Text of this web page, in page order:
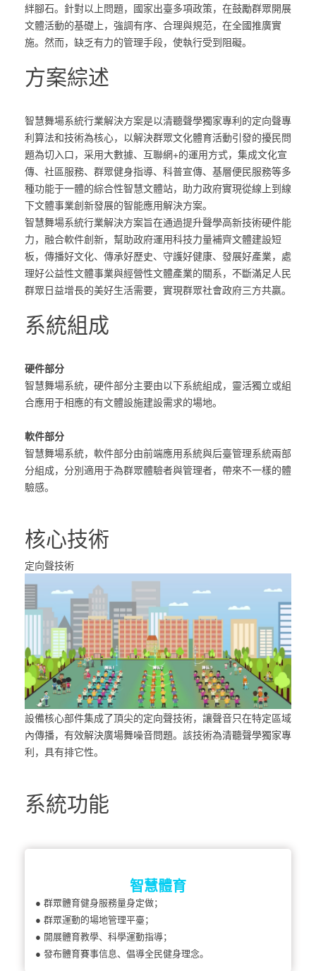
絆腳石。針對以上問題，國家出臺多項政策，在鼓勵群眾開展
文體活動的基礎上，強調有序、合理與規范，在全國推廣實
施。然而，缺乏有力的管理手段，使執行受到阻礙。
方案綜述
智慧舞場系統行業解決方案是以清聽聲學獨家專利的定向聲專
利算法和技術為核心，以解決群眾文化體育活動引發的擾民問
題為切入口，采用大數據、互聯網+的運用方式，集成文化宣
傳、社區服務、群眾健身指導、科普宣傳、基層便民服務等多
種功能于一體的綜合性智慧文體站，助力政府實現從線上到線
下文體事業創新發展的智能應用解決方案。
智慧舞場系統行業解決方案旨在通過提升聲學高新技術硬件能
力，融合軟件創新，幫助政府運用科技力量補齊文體建設短
板，傳播好文化、傳承好歷史、守護好健康、發展好產業，處
理好公益性文體事業與經營性文體產業的關系，不斷滿足人民
群眾日益增長的美好生活需要，實現群眾社會政府三方共贏。
系統組成
硬件部分
智慧舞場系統，硬件部分主要由以下系統組成，靈活獨立或組
合應用于相應的有文體設施建設需求的場地。
軟件部分
智慧舞場系統，軟件部分由前端應用系統與后臺管理系統兩部
分組成，分別適用于為群眾體驗者與管理者，帶來不一樣的體
驗感。
核心技術
定向聲技術
設備核心部件集成了頂尖的定向聲技術，讓聲音只在特定區域
內傳播，有效解決廣場舞噪音問題。該技術為清聽聲學獨家專
利，具有排它性。
系統功能
智慧體育
● 群眾體育健身服務量身定做；
● 群眾運動的場地管理平臺；
● 開展體育教學、科學運動指導；
● 發布體育賽事信息、倡導全民健身理念。